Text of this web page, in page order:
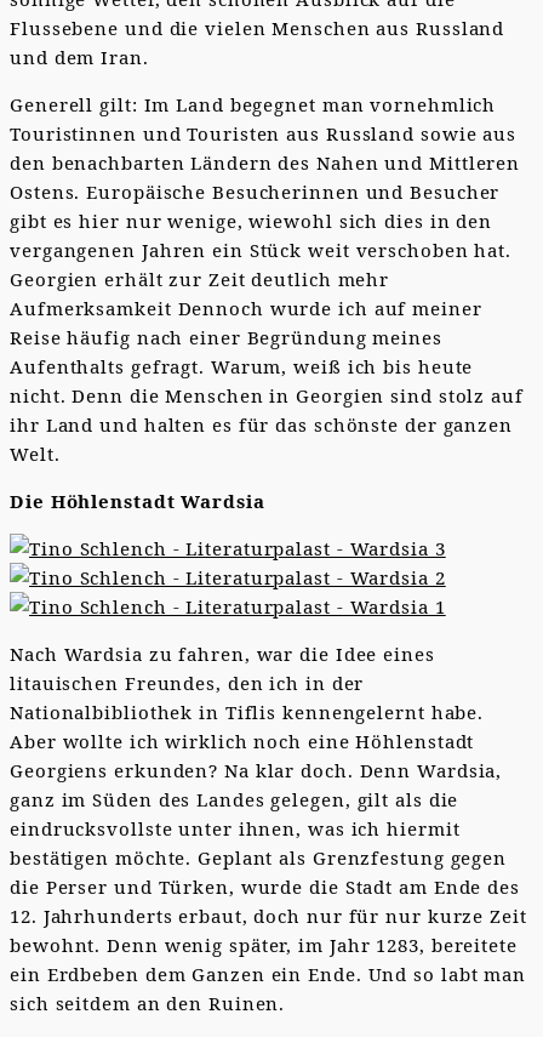
Flussebene und die vielen Menschen aus Russland
und dem Iran.
Generell gilt: Im Land begegnet man vornehmlich
Touristinnen und Touristen aus Russland sowie aus
den benachbarten Ländern des Nahen und Mittleren
Ostens. Europäische Besucherinnen und Besucher
gibt es hier nur wenige, wiewohl sich dies in den
vergangenen Jahren ein Stück weit verschoben hat.
Georgien erhält zur Zeit deutlich mehr
Aufmerksamkeit Dennoch wurde ich auf meiner
Reise häufig nach einer Begründung meines
Aufenthalts gefragt. Warum, weiß ich bis heute
nicht. Denn die Menschen in Georgien sind stolz auf
ihr Land und halten es für das schönste der ganzen
Welt.
Die Höhlenstadt Wardsia
Nach Wardsia zu fahren, war die Idee eines
litauischen Freundes, den ich in der
Nationalbibliothek in Tiflis kennengelernt habe.
Aber wollte ich wirklich noch eine Höhlenstadt
Georgiens erkunden? Na klar doch. Denn Wardsia,
ganz im Süden des Landes gelegen, gilt als die
eindrucksvollste unter ihnen, was ich hiermit
bestätigen möchte. Geplant als Grenzfestung gegen
die Perser und Türken, wurde die Stadt am Ende des
12. Jahrhunderts erbaut, doch nur für nur kurze Zeit
bewohnt. Denn wenig später, im Jahr 1283, bereitete
ein Erdbeben dem Ganzen ein Ende. Und so labt man
sich seitdem an den Ruinen.